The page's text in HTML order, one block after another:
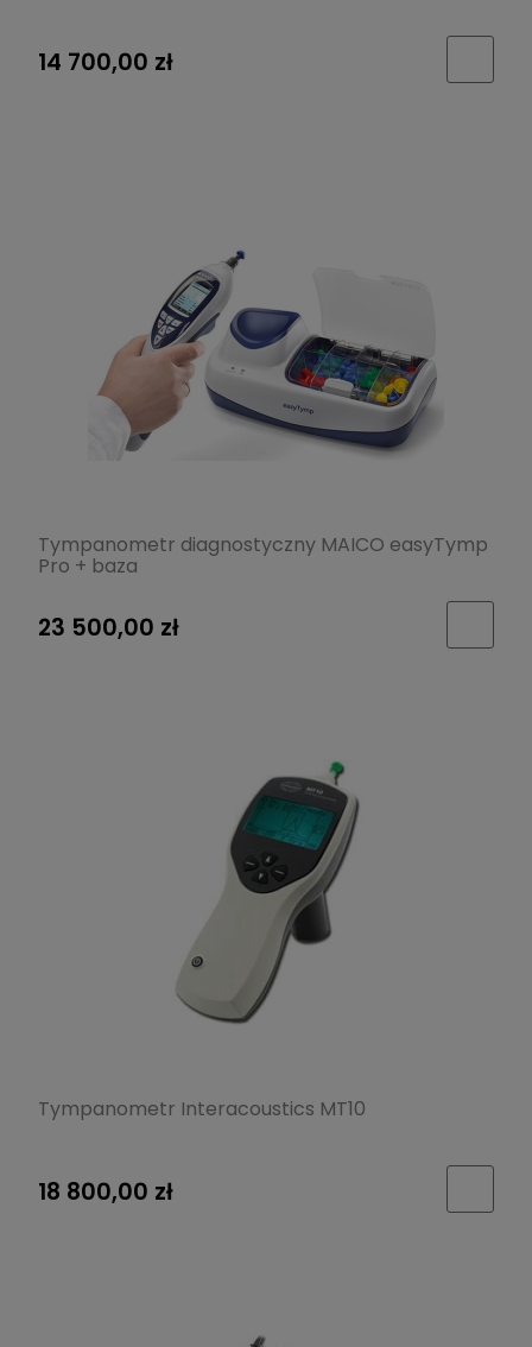
14 700,00 zł
Tympanometr diagnostyczny MAICO easyTymp
Pro + baza
23 500,00 zł
Tympanometr Interacoustics MT10
18 800,00 zł